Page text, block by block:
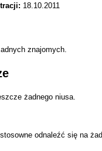
18.10.2011
znajomych.
żadnego niusa.
odnaleźć się na